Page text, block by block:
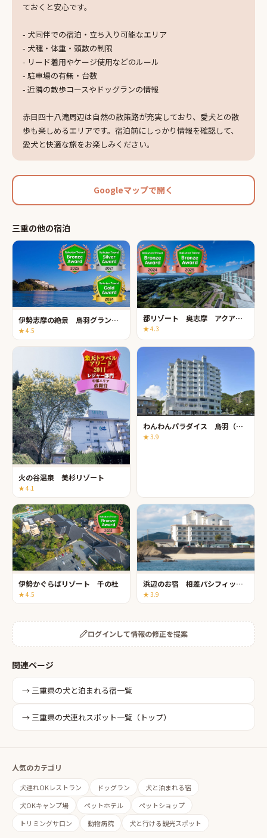
ておくと安心です。
- 犬同伴での宿泊・立ち入り可能なエリア
- 犬種・体重・頭数の制限
- リード着用やケージ使用などのルール
- 駐車場の有無・台数
- 近隣の散歩コースやドッグランの情報
赤目四十八滝周辺は自然の散策路が充実しており、愛犬との散
歩も楽しめるエリアです。宿泊前にしっかり情報を確認して、
愛犬と快適な旅をお楽しみください。
Googleマップで開く
三重の他の宿泊
伊勢志摩の絶景 鳥羽グランドホテル
★4.5
都リゾート 奥志摩 アクアフォレスト
★4.3
火の谷温泉 美杉リゾート
★4.1
わんわんパラダイス 鳥羽（旧：鳥羽わんわんパラダイス ホテル）
★3.9
伊勢かぐらばリゾート 千の杜
★4.5
浜辺のお宿 相差パシフィックホテル
★3.9
ログインして情報の修正を提案
関連ページ
→ 三重県の犬と泊まれる宿一覧
→ 三重県の犬連れスポット一覧（トップ）
人気のカテゴリ
犬連れOKレストラン ドッグラン
犬と泊まれる宿
犬OKキャンプ場
ペットホテル
ペットショップ
トリミングサロン
動物病院 犬と行ける観光スポット